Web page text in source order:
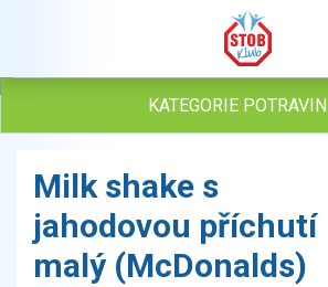
KATEGORIE POTRAVIN
Vejce
Mléko
Mléčné výrobky
Sýry
Milk shake s
jahodovou příchutí
malý (McDonalds)